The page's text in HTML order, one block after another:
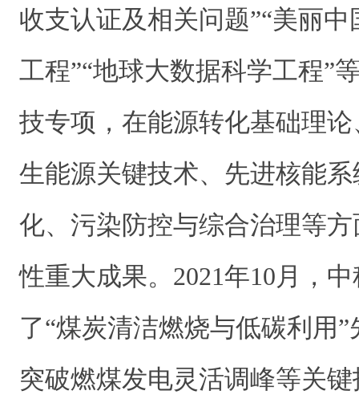
收支认证及相关问题”“美丽
工程”“地球大数据科学工程”
技专项，在能源转化基础理
生能源关键技术、先进核能
化、污染防控与综合治理等
性重大成果。2021年10月，
了“煤炭清洁燃烧与低碳利用
突破燃煤发电灵活调峰等关